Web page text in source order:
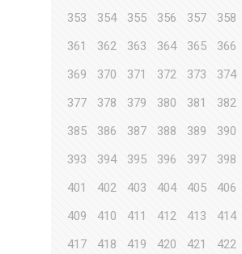
353
354 355 356 357 358
361
362 363 364 365 366
369
370 371 372 373 374
377
378 379 380 381 382
385
386 387 388 389 390
393
394 395 396 397 398
401
402 403 404 405 406
409
410 411 412 413 414
417
418 419 420 421 422